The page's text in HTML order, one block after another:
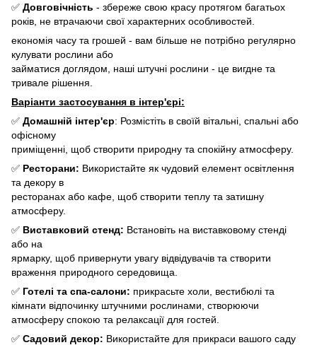
✅ Довговічність - збереже свою красу протягом багатьох
років, не втрачаючи свої характерних особливостей.
економія часу та грошей - вам більше не потрібно регулярно
кулувати рослини або
займатися доглядом, наші штучні рослини - це вигдне та
тривале рішення.
Варіанти застосування в інтер'єрі:
✅ Домашній інтер'єр: Розмістіть в своїй вітальні, спальні або
офісному
приміщенні, щоб створити природну та спокійну атмосферу.
✅ Ресторани: Використайте як чудовий елемент освітлення
та декору в
ресторанах або кафе, щоб створити теплу та затишну
атмосферу.
✅ Виставковий стенд: Встановіть на виставковому стенді
або на
ярмарку, щоб привернути увагу відвідувачів та створити
враження природного середовища.
✅ Готелі та спа-салони: прикрасьте холи, вестибюлі та
кімнати відпочинку штучними рослинами, створюючи
атмосферу спокою та релаксації для гостей.
✅ Садовий декор: Використайте для прикраси вашого саду